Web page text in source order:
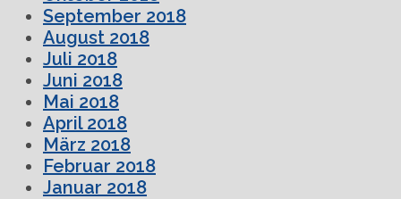
September 2018
August 2018
Juli 2018
Juni 2018
Mai 2018
April 2018
März 2018
Februar 2018
Januar 2018